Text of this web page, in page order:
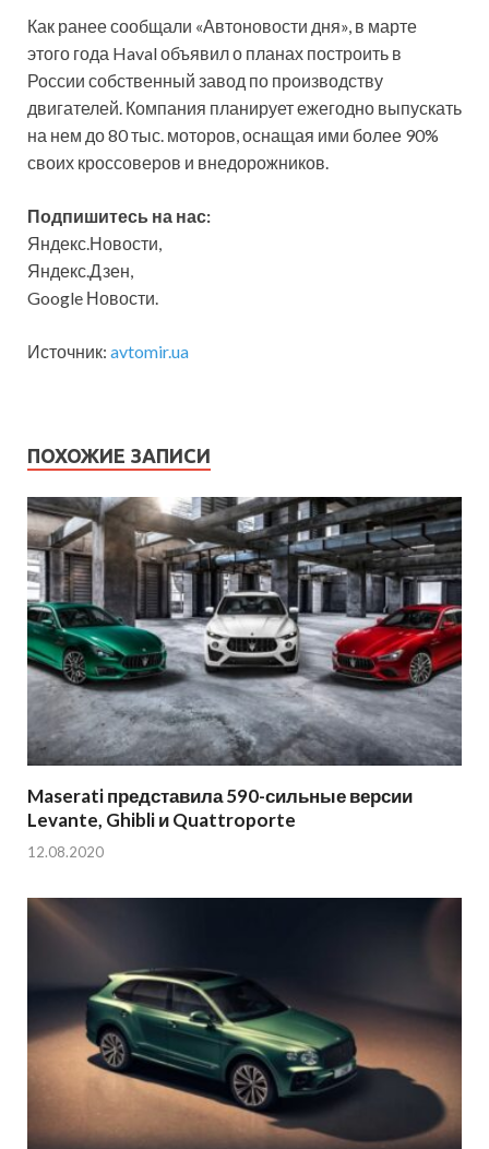
Как ранее сообщали «Автоновости дня», в марте
этого года Haval объявил о планах построить в
России собственный завод по производству
двигателей. Компания планирует ежегодно выпускать
на нем до 80 тыс. моторов, оснащая ими более 90%
своих кроссоверов и внедорожников.
Подпишитесь на нас:
Яндекс.Новости,
Яндекс.Дзен,
Google Новости.
Источник: avtomir.ua
ПОХОЖИЕ ЗАПИСИ
Maserati представила 590-сильные версии
Levante, Ghibli и Quattroporte
12.08.2020